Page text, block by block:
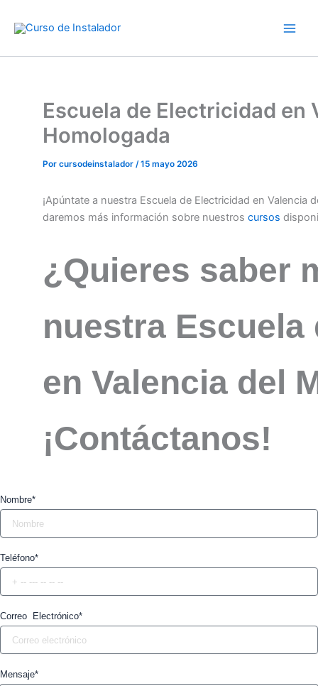
Escuela de Electricidad en
Homologada
Por cursodeinstalador /15 mayo 2026
¡Apúntate a nuestra Escuela de Electricidad en Valencia
daremos más información sobre nuestros cursos
¿Quieres saber
nuestra
en Valencia del
¡Contáctanos!
Nombre*
Teléfono*
Correo Electrónico*
Mensaje*